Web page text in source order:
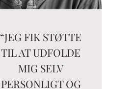
“JEG FIK STØTTE
TIL AT UDFOLDE
MIG SELV
PERSONLIGT OG